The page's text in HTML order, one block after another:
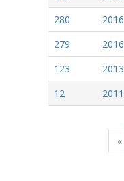
280
2016
279
2016
123
2013
12
2011
«